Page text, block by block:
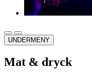
UNDERMENY
Mat & dryck